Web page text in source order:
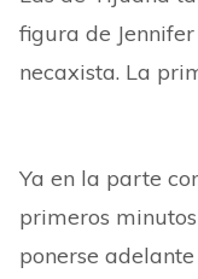
figura de
necaxista. La
Ya en la parte
primeros
ponerse